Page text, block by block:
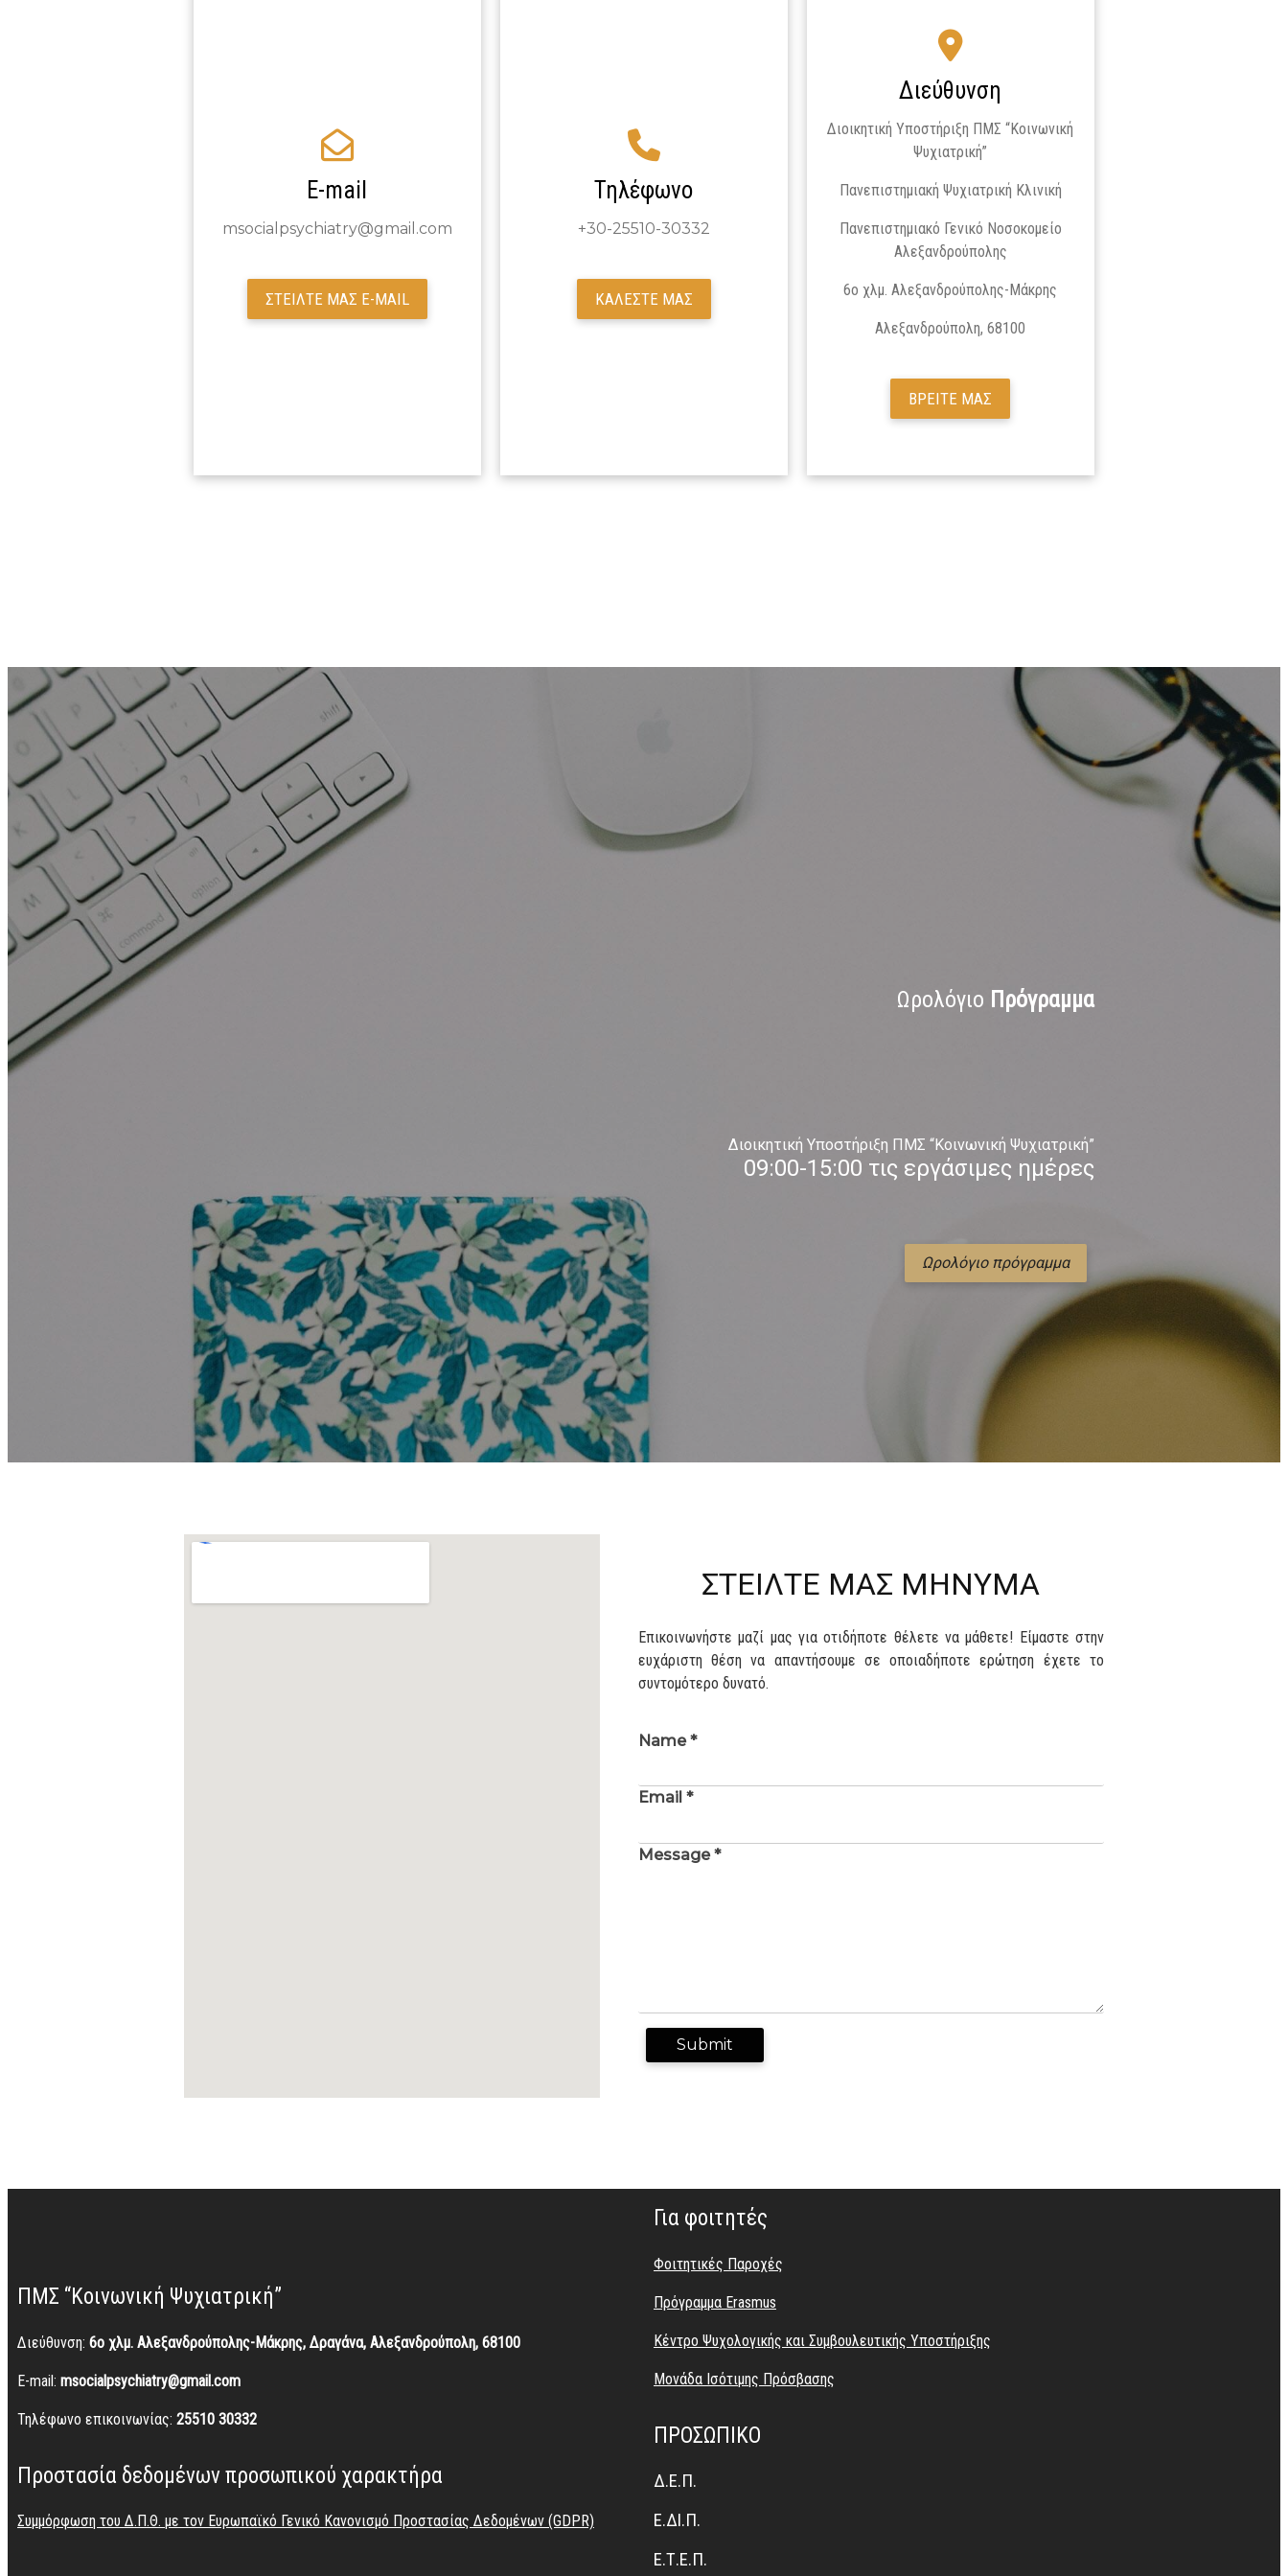
E-mail
msocialpsychiatry@gmail.com
ΣΤΕΙΛΤΕ ΜΑΣ E-MAIL
Τηλέφωνο
+30-25510-30332
ΚΑΛΕΣΤΕ ΜΑΣ
Διεύθυνση
Διοικητική Υποστήριξη ΠΜΣ “Κοινωνική
Ψυχιατρική”
Πανεπιστημιακή Ψυχιατρική Κλινική
Πανεπιστημιακό Γενικό Νοσοκομείο
Αλεξανδρούπολης
6ο χλμ. Αλεξανδρούπολης-Μάκρης
Αλεξανδρούπολη, 68100
ΒΡΕΙΤΕ ΜΑΣ
Ωρολόγιο Πρόγραμμα
Διοικητική Υποστήριξη ΠΜΣ “Κοινωνική Ψυχιατρική”
09:00-15:00 τις εργάσιμες ημέρες
Ωρολόγιο πρόγραμμα
ΣΤΕΙΛΤΕ ΜΑΣ ΜΗΝΥΜΑ
Επικοινωνήστε μαζί μας για οτιδήποτε θέλετε να μάθετε! Είμαστε στην
ευχάριστη θέση να απαντήσουμε σε οποιαδήποτε ερώτηση έχετε το
συντομότερο δυνατό.
Name *
Email *
Message *
ΠΜΣ “Κοινωνική Ψυχιατρική”
Διεύθυνση: 6ο χλμ. Αλεξανδρούπολης-Μάκρης, Δραγάνα, Αλεξανδρούπολη, 68100
E-mail: msocialpsychiatry@gmail.com
Τηλέφωνο επικοινωνίας: 25510 30332
Προστασία δεδομένων προσωπικού χαρακτήρα
Συμμόρφωση του Δ.Π.Θ. με τον Ευρωπαϊκό Γενικό Κανονισμό Προστασίας Δεδομένων (GDPR)
Για φοιτητές
Φοιτητικές Παροχές
Πρόγραμμα Erasmus
Κέντρο Ψυχολογικής και Συμβουλευτικής Υποστήριξης
Μονάδα Ισότιμης Πρόσβασης
ΠΡΟΣΩΠΙΚΟ
Δ.Ε.Π.
Ε.ΔΙ.Π.
Ε.Τ.Ε.Π.